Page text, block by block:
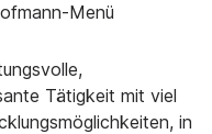
Menü
Tätigkeit mit viel
in